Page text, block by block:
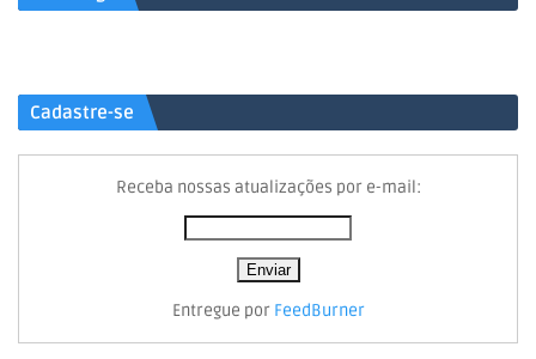
Cadastre-se
Receba nossas atualizações por e-mail:
Entregue por FeedBurner